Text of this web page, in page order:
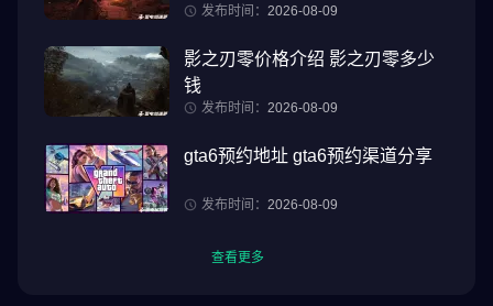
发布时间： 2026-08-09
影之刃零价格介绍 影之刃零多少
钱
发布时间： 2026-08-09
gta6预约地址 gta6预约渠道分享
发布时间： 2026-08-09
查看更多